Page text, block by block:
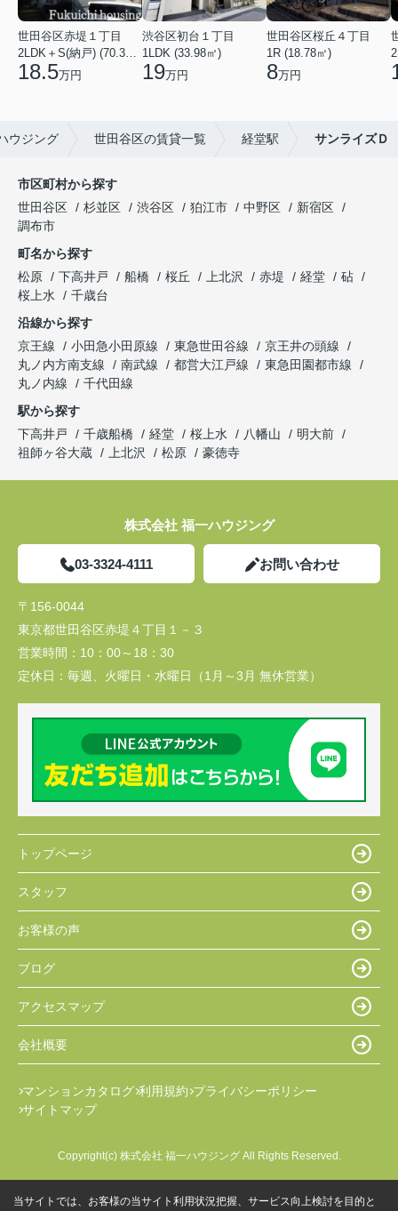
世田谷区赤堤１丁目
18.5万円
渋谷区初台１丁目
1LDK (33.98㎡)
19万円
世田谷区桜丘４丁目
1R (18.78㎡)
8万円
ウジング 世田谷区の賃貸一覧 経堂駅 サンライズＤ
市区町村から探す
世田谷区
杉並区 渋谷区 狛江市 中野区
新宿区
調布市
町名から探す
松原
下高井戸 船橋 桜丘 上北沢 赤堤 経堂
砧
桜上水
千歳台
沿線から探す
京王線
小田急小田原線 東急世田谷線
京王井の頭線
丸ノ内方南支線
南武線 都営大江戸線
東急田園都市線
丸ノ内線
千代田線
駅から探す
下高井戸
千歳船橋 経堂 桜上水 八幡山
明大前
祖師ヶ谷大蔵
上北沢 松原 豪徳寺
株式会社 福一ハウジング
03-3324-4111 お問い合わせ
〒156-0044
東京都世田谷区赤堤４丁目１－３
営業時間： 10：00～18：30
定休日： 毎週、火曜日・水曜日（1月～3月 無休営業）
トップページ
スタッフ
お客様の声
ブログ
アクセスマップ
会社概要
マンションカタログ 利用規約 プライバシーポリシー
サイトマップ
Copyright(c) 株式会社 福一ハウジング All Rights Reserved.
当サイトでは、お客様の当サイト利用状況把握、サービス向上検討を目的と